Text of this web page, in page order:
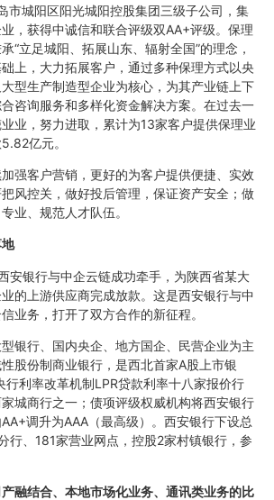
市城阳区阳光城阳控股集团三级子公司，集
，获得中诚信和联合评级双AA+评级。保理
“立足城阳、拓展山东、辐射全国”的理念，
上，大力拓展客户，通过多种保理方式以央
型生产制造型企业为核心，为其产业链上下
咨询服务和多样化资金解决方案。在过去一
业，努力进取，累计为13家客户提供保理业
亿元。
强客户营销，更好的为客户提供便捷、实效
风控关，做好投后管理，保证资产安全；做
业、规范人才队伍。
安银行与中企云链成功牵手，为陕西省某大
的上游供应商完成放款。这是西安银行与中
业务，打开了双方合作的新征程。
银行、国内央企、地方国企、民营企业为主
股份制商业银行，是西北首家A股上市银
利率改革机制LPR贷款利率十八家报价行
城商行之一；债项评级权威机构将西安银行
调升为AAA（最高级）。西安银行下设总
行、181家营业网点，控股2家村镇银行，参
融结合、本地市场化业务、通讯类业务的比